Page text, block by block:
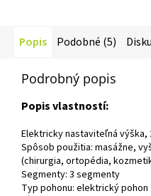
Popis Podobné (5)
Podrobný popis
Popis vlastností:
Elektricky nastaviteľná výška,
Spôsob použitia: masážne,
(chirurgia, ortopédia,
Segmenty: 3 segmenty
Typ pohonu: elektrický pohon